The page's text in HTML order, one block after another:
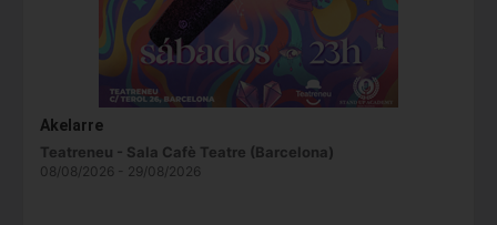
Akelarre
Teatreneu - Sala Cafè Teatre (Barcelona)
08/08/2026 - 29/08/2026